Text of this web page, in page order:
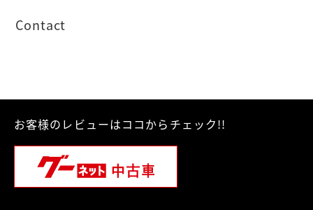
Contact
お客様のレビューはココからチェック!!